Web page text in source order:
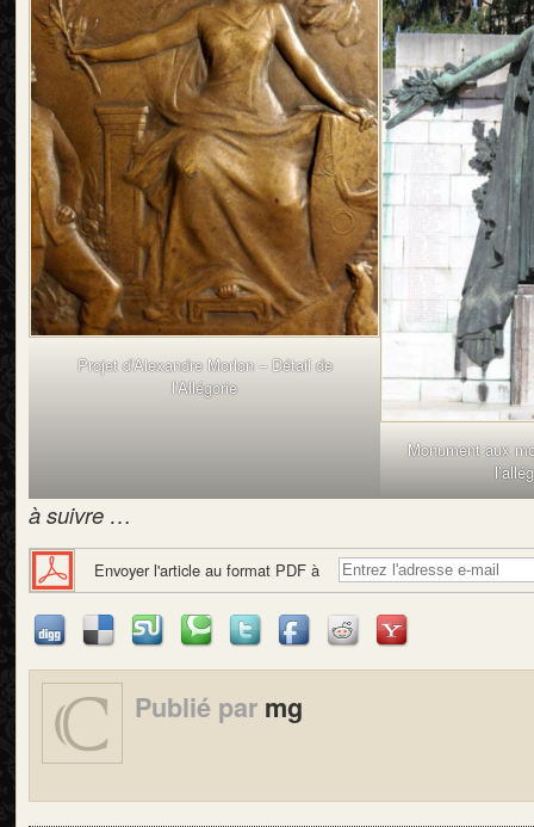
Projet d’Alexandre Morlon – Détail de
l’Allégorie
Monument aux
à suivre …
Envoyer l'article au format PDF à
Publié par mg